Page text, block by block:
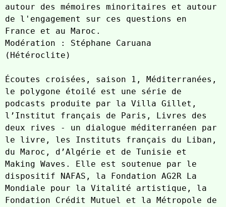
autour des mémoires minoritaires et autour
de l'engagement sur ces questions en
France et au Maroc.
Modération : Stéphane Caruana
(Hétéroclite)
Écoutes croisées, saison 1, Méditerranées,
le polygone étoilé est une série de
podcasts produite par la Villa Gillet,
l’Institut français de Paris, Livres des
deux rives - un dialogue méditerranéen par
le livre, les Instituts français du Liban,
du Maroc, d’Algérie et de Tunisie et
Making Waves. Elle est soutenue par le
dispositif NAFAS, la Fondation AG2R La
Mondiale pour la Vitalité artistique, la
Fondation Crédit Mutuel et la Métropole de